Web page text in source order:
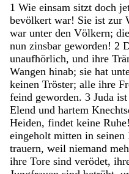
1 Wie einsam sitzt doch
bevölkert war! Sie ist zur
war unter den Völkern; die
nun zinsbar geworden! 2
unaufhörlich, und ihre
Wangen hinab; sie hat
keinen Tröster; alle ihre
feind geworden. 3 Juda ist
Elend und hartem
Heiden, findet keine Ruhe!
eingeholt mitten in seinen
trauern, weil niemand
ihre Tore sind verödet,